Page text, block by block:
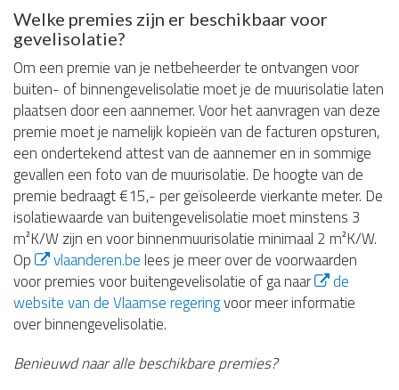
Welke premies zijn er beschikbaar voor
gevelisolatie?
Om een premie van je netbeheerder te ontvangen voor
buiten- of binnengevelisolatie moet je de muurisolatie laten
plaatsen door een aannemer. Voor het aanvragen van deze
premie moet je namelijk kopieën van de facturen opsturen,
een ondertekend attest van de aannemer en in sommige
gevallen een foto van de muurisolatie. De hoogte van de
premie bedraagt €15,- per geïsoleerde vierkante meter. De
isolatiewaarde van buitengevelisolatie moet minstens 3
m²K/W zijn en voor binnenmuurisolatie minimaal 2 m²K/W.
Op
vlaanderen.be lees je meer over de voorwaarden
voor premies voor buitengevelisolatie of ga naar
de
website van de Vlaamse regeringvoor meer informatie
over binnengevelisolatie.
Benieuwd naar alle beschikbare premies?